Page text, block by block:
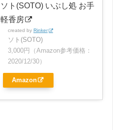
ソト(SOTO) いぶし処 お手
軽香房
created by Rinker
ソト(SOTO)
3,000円（Amazon参考価格：
2020/12/30）
Amazon